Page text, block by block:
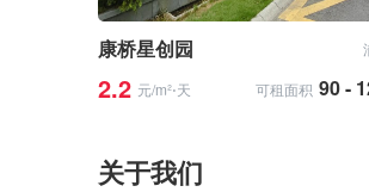
康桥星创园
2.2 元/m²⋅天 可租面积 90 -
关于我们